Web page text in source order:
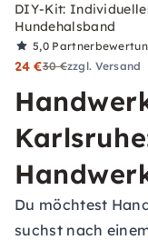
DIY-Kit:
Hundehalsband
5,0
24 €30 €zzgl. Versand
Du möchtest
suchst nach